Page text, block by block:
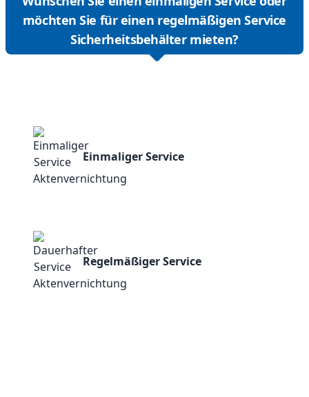
möchten Sie für einen regelmäßigen Service
Sicherheitsbehälter mieten?
Einmaliger Service
Regelmäßiger Service